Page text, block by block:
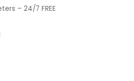
– 24/7 FREE